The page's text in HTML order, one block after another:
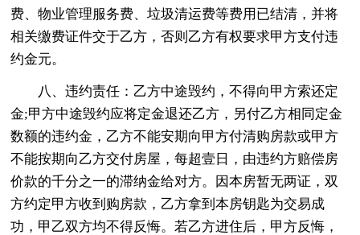
费、物业管理服务费、垃圾清运费等费用已结清，并将
相关缴费证件交于乙方，否则乙方有权要求甲方支付违
约金元。
八、违约责任：乙方中途毁约，不得向甲方索还定
金;甲方中途毁约应将定金退还乙方，另付乙方相同定金
数额的违约金，乙方不能安期向甲方付清购房款或甲方
不能按期向乙方交付房屋，每超壹日，由违约方赔偿房
价款的千分之一的滞纳金给对方。因本房暂无两证，双
方约定甲方收到购房款，乙方拿到本房钥匙为交易成
功，甲乙双方均不得反悔。若乙方进住后，甲方反悔，